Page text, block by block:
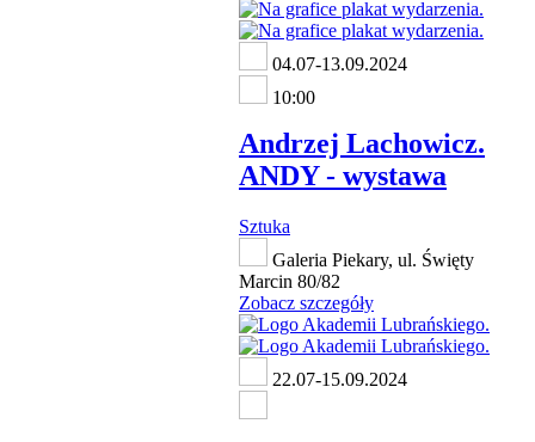
04.07-13.09.2024
10:00
Andrzej Lachowicz.
ANDY - wystawa
Sztuka
Galeria Piekary, ul. Święty
Marcin 80/82
Zobacz szczegóły
22.07-15.09.2024